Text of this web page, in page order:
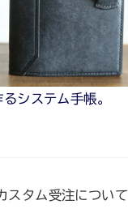
システム手帳。
タム受注について